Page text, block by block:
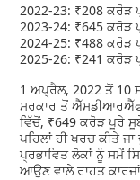
2022-23: ₹208 ਕਰੋੜ
2023-24: ₹645 ਕਰੋੜ
2024-25: ₹488 ਕਰੋੜ
2025-26: ₹241 ਕਰੋੜ
1 ਅਪ੍ਰੈਲ, 2022 ਤੋਂ 10
ਸਰਕਾਰ ਤੋਂ
ਵਿੱਚੋਂ, ₹649 ਕਰੋੜ ਪੂਰੇ
ਪਹਿਲਾਂ ਹੀ ਖਰਚ ਕੀਤੇ
ਪ੍ਰਭਾਵਿਤ ਲੋਕਾਂ ਨੂੰ ਸਮੇਂ
ਆਉਣ ਵਾਲੇ ਰਾਹਤ